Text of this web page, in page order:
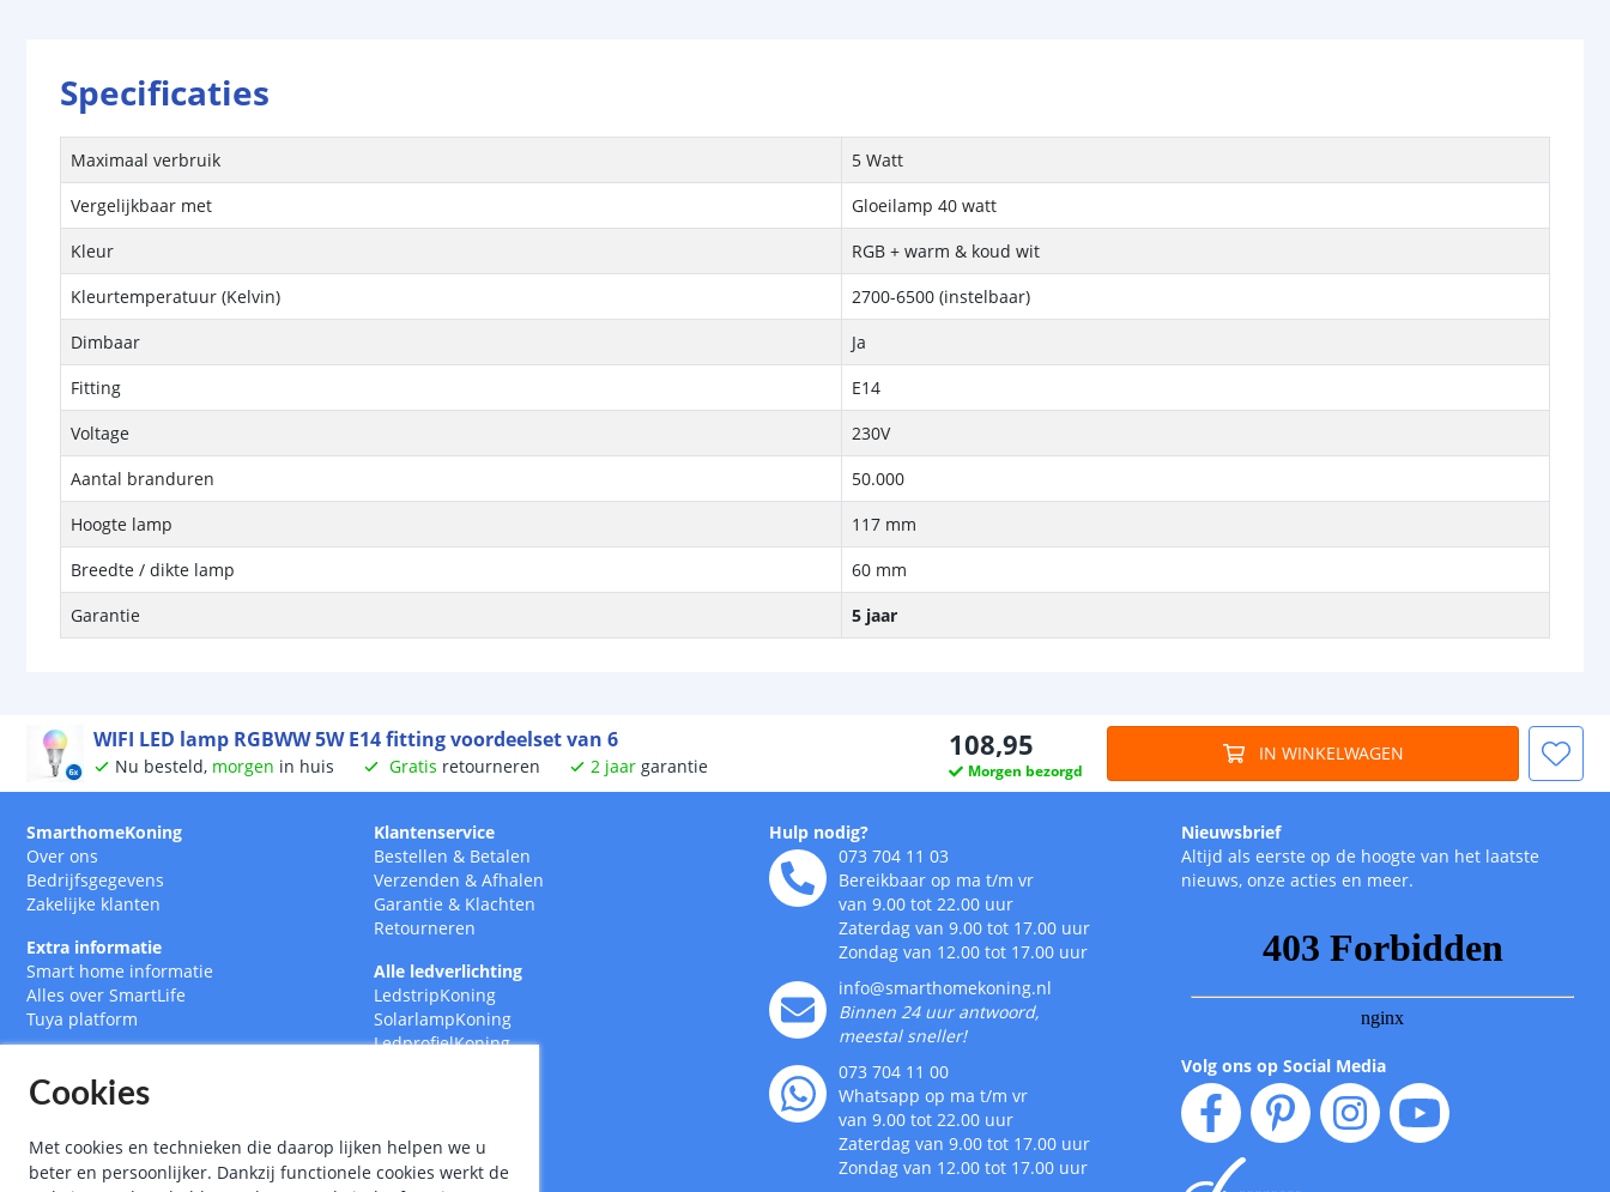
Specificaties
Maximaal verbruik
5 Watt
Vergelijkbaar met
Gloeilamp 40 watt
Kleur
RGB + warm & koud wit
Kleurtemperatuur (Kelvin)
2700-6500 (instelbaar)
Dimbaar
Ja
Fitting
E14
Voltage
230V
Aantal branduren
50.000
Hoogte lamp
117 mm
Breedte / dikte lamp
60 mm
Garantie
5 jaar
WIFI LED lamp RGBWW 5W E14 fitting voordeelset van 6
Nu besteld, morgen in huis Gratis retourneren 2 jaar garantie
108,95
Morgen bezorgd
IN WINKELWAGEN
SmarthomeKoning
Over ons
Bedrijfsgegevens
Zakelijke klanten
Extra informatie
Smart home informatie
Alles over SmartLife
Tuya platform
Klantenservice
Bestellen & Betalen
Verzenden & Afhalen
Garantie & Klachten
Retourneren
Alle ledverlichting
LedstripKoning
SolarlampKoning
LedprofielKoning
Hulp nodig?
073 704 11 03
Bereikbaar op ma t/m vr
van 9.00 tot 22.00 uur
Zaterdag van 9.00 tot 17.00 uur
Zondag van 12.00 tot 17.00 uur
info@smarthomekoning.nl
Binnen 24 uur antwoord,
meestal sneller!
073 704 11 00
Whatsapp op ma t/m vr
van 9.00 tot 22.00 uur
Zaterdag van 9.00 tot 17.00 uur
Zondag van 12.00 tot 17.00 uur
Nieuwsbrief
Altijd als eerste op de hoogte van het laatste
nieuws, onze acties en meer.
Volg ons op Social Media
Cookies
Met cookies en technieken die daarop lijken helpen we u
beter en persoonlijker. Dankzij functionele cookies werkt de